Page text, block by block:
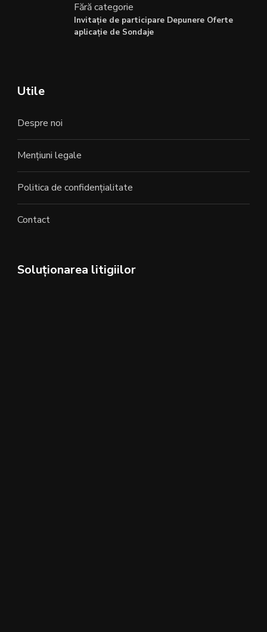
Fără categorie
Invitație de participare Depunere Oferte
aplicație de Sondaje
Utile
Despre noi
Mențiuni legale
Politica de confidențialitate
Contact
Soluționarea litigiilor